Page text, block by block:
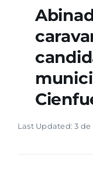
Last Updated: 3